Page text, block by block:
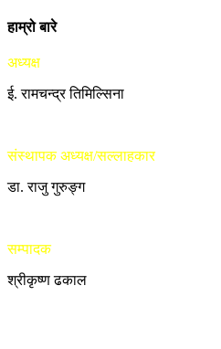
हाम्रो बारे
अध्यक्ष
ई. रामचन्द्र तिमिल्सिना
संस्थापक अध्यक्ष/सल्लाहकार
डा. राजु गुरुङ्ग
सम्पादक
श्रीकृष्ण ढकाल